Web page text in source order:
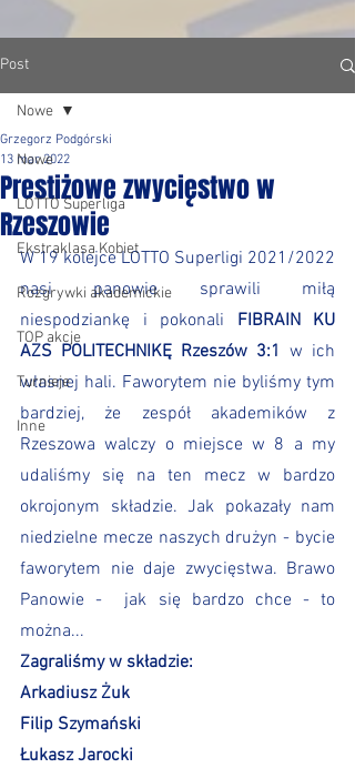
Post
Nowe
LOTTO Superliga
Ekstraklasa Kobiet
Rozgrywki akademickie
TOP akcje
Turnieje
Inne
Nowe
Prestiżowe zwycięstwo w
Rzeszowie
Grzegorz Podgórski
13 mar 2022
W 19 kolejce LOTTO Superligi 2021/2022
nasi panowie sprawili miłą
niespodziankę i pokonali FIBRAIN KU
AZS POLITECHNIKĘ Rzeszów 3:1 w ich
własnej hali. Faworytem nie byliśmy tym
bardziej, że zespół akademików z
Rzeszowa walczy o miejsce w 8 a my
udaliśmy się na ten mecz w bardzo
okrojonym składzie. Jak pokazały nam
niedzielne mecze naszych drużyn - bycie
faworytem nie daje zwycięstwa. Brawo
Panowie -  jak się bardzo chce - to
można...
Zagraliśmy w składzie:
Arkadiusz Żuk
Filip Szymański
Łukasz Jarocki